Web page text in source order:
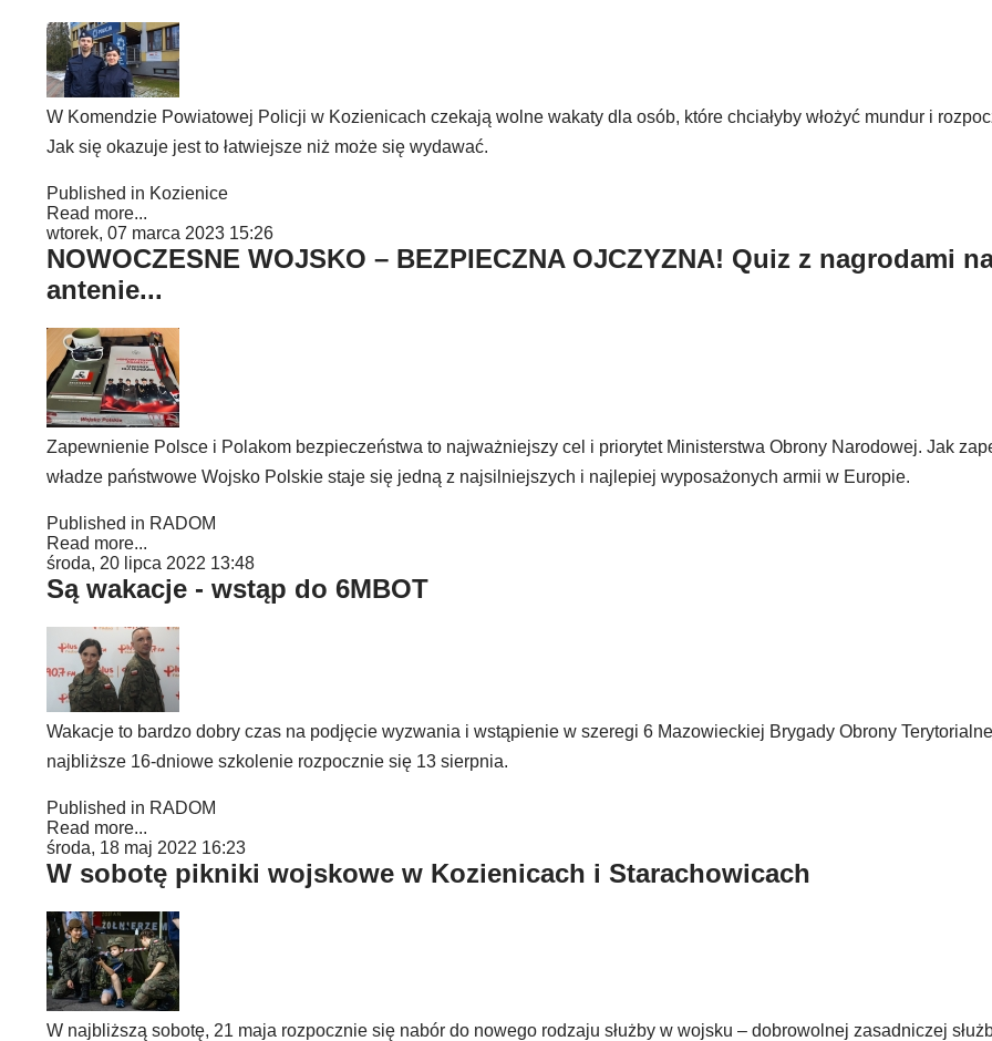
W Komendzie Powiatowej Policji w Kozienicach czekają wolne wakaty dla osób, które chciałyby włożyć mundur i
Jak się okazuje jest to łatwiejsze niż może się wydawać.
Published in Kozienice
Read more...
wtorek, 07 marca 2023 15:26
NOWOCZESNE WOJSKO – BEZPIECZNA OJCZYZNA! Quiz z nagrodami
antenie...
Zapewnienie Polsce i Polakom bezpieczeństwa to najważniejszy cel i priorytet Ministerstwa Obrony Narodowej. Jak
władze państwowe Wojsko Polskie staje się jedną z najsilniejszych i najlepiej wyposażonych armii w Europie.
Published in RADOM
Read more...
środa, 20 lipca 2022 13:48
Są wakacje - wstąp do 6MBOT
Wakacje to bardzo dobry czas na podjęcie wyzwania i wstąpienie w szeregi 6 Mazowieckiej Brygady Obrony
najbliższe 16-dniowe szkolenie rozpocznie się 13 sierpnia.
Published in RADOM
Read more...
środa, 18 maj 2022 16:23
W sobotę pikniki wojskowe w Kozienicach i Starachowicach
W najbliższą sobotę, 21 maja rozpocznie się nabór do nowego rodzaju służby w wojsku – dobrowolnej zasadniczej